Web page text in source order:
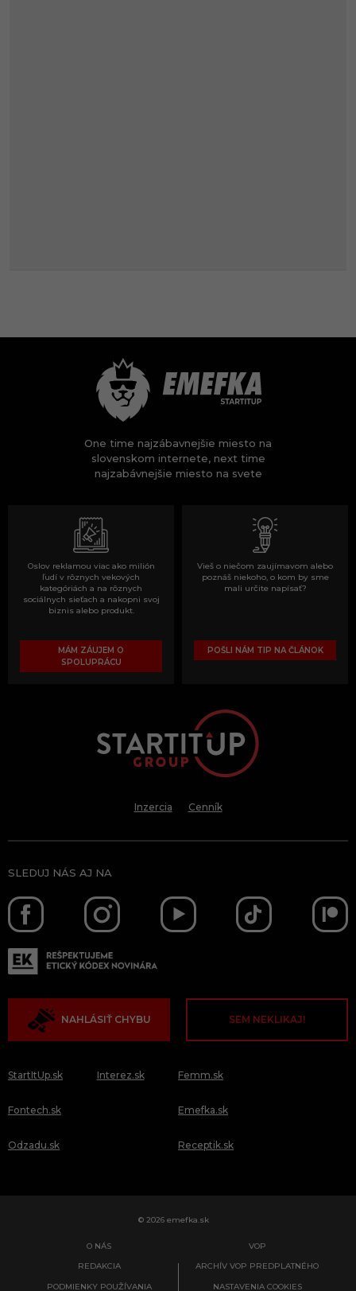
One time najzábavnejšie miesto na
slovenskom internete, next time
najzabávnejšie miesto na svete
Oslov reklamou viac ako milión
ľudí v rôznych vekových
kategóriách a na rôznych
sociálnych sieťach a nakopni svoj
biznis alebo produkt.
MÁM ZÁUJEM O
SPOLUPRÁCU
Vieš o niečom zaujímavom alebo
poznáš niekoho, o kom by sme
mali určite napísať?
POŠLI NÁM TIP NA ČLÁNOK
Inzercia Cenník
SLEDUJ NÁS AJ NA
NAHLÁSIŤ CHYBU SEM NEKLIKAJ!
StartItUp.sk
Fontech.sk
Odzadu.sk
Interez.sk Femm.sk
Emefka.sk
Receptik.sk
© 2026 emefka.sk
O NÁS
REDAKCIA
PODMIENKY POUŽÍVANIA
VOP
ARCHÍV VOP PREDPLATNÉHO
NASTAVENIA COOKIES